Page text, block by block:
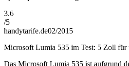
3.6
/5
handytarife.de02/2015
Microsoft Lumia 535 im Test: 5 Zoll für
Das Microsoft Lumia 535 ist aufgrund